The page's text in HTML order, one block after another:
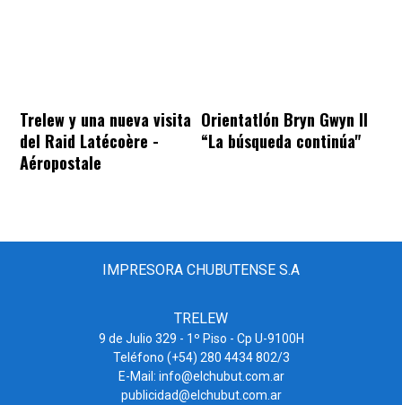
Trelew y una nueva visita
del Raid Latécoère -
Aéropostale
Orientatlón Bryn Gwyn II
“La búsqueda continúa"
IMPRESORA CHUBUTENSE S.A
TRELEW
9 de Julio 329 - 1º Piso - Cp U-9100H
Teléfono (+54) 280 4434 802/3
E-Mail: info@elchubut.com.ar
publicidad@elchubut.com.ar